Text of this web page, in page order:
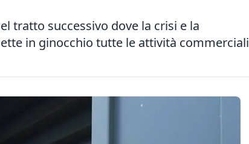
tratto successivo dove la crisi e la
in ginocchio tutte le attività commerciali